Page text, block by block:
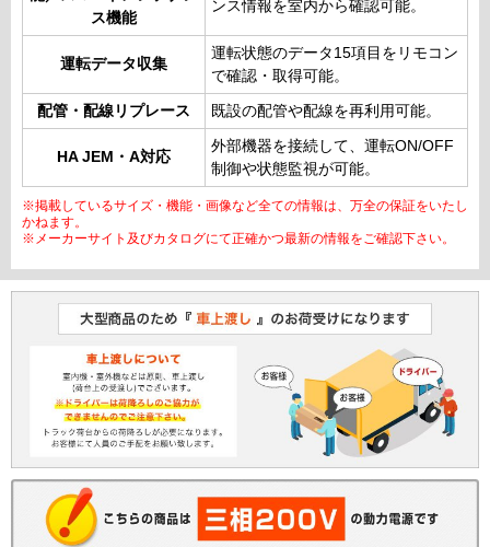
ス機能
ンス情報を室内から確認可能。
運転データ収集
運転状態のデータ15項目をリモコン
で確認・取得可能。
配管・配線リプレース 既設の配管や配線を再利用可能。
HA JEM・A対応
外部機器を接続して、運転ON/OFF
制御や状態監視が可能。
※掲載しているサイズ・機能・画像など全ての情報は、万全の保証をいたし
かねます。
※メーカーサイト及びカタログにて正確かつ最新の情報をご確認下さい。